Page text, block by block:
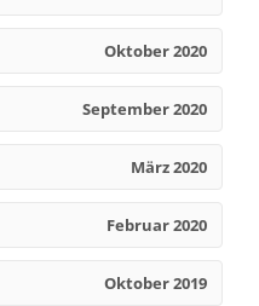
Oktober 2020
September 2020
März 2020
Februar 2020
Oktober 2019